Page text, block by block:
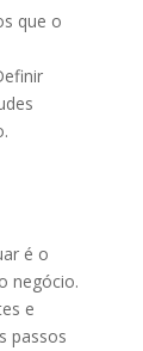
que o
é o
negócio.
e
passos